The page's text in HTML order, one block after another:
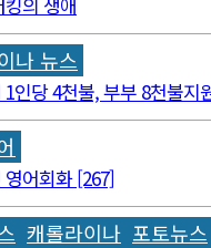
나 뉴스
인당 4천불, 부부 8천불지
어회화 [267]
캐롤라이나 포토뉴스